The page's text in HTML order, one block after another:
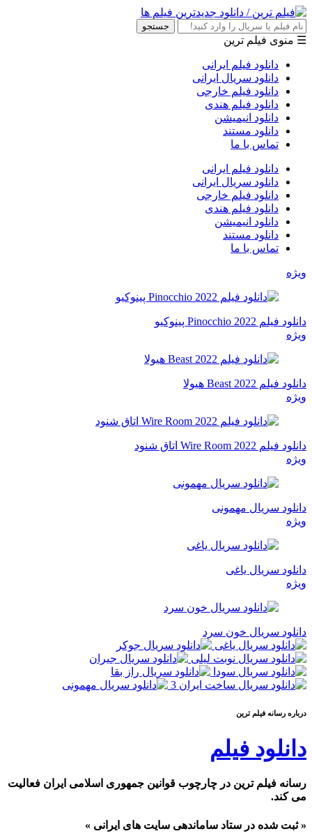
جستجو
☰ منوی فیلم ترین
دانلود فیلم ایرانی
دانلود سریال ایرانی
دانلود فیلم خارجی
دانلود فیلم هندی
دانلود انیمیشن
دانلود مستند
تماس با ما
دانلود فیلم ایرانی
دانلود سریال ایرانی
دانلود فیلم خارجی
دانلود فیلم هندی
دانلود انیمیشن
دانلود مستند
تماس با ما
ویژه
دانلود فیلم Pinocchio 2022 پینوکیو
ویژه
دانلود فیلم Beast 2022 هیولا
ویژه
دانلود فیلم Wire Room 2022 اتاق شنود
ویژه
دانلود سریال مهمونی
ویژه
دانلود سریال یاغی
ویژه
دانلود سریال خون سرد
درباره رسانه فيلم ترين
دانلود فیلم
رسانه فیلم ترین در چارچوب قوانین جمهوری اسلامی ایران فعالیت
می کند.
« ثبت شده در ستاد ساماندهی سایت های ایرانی »